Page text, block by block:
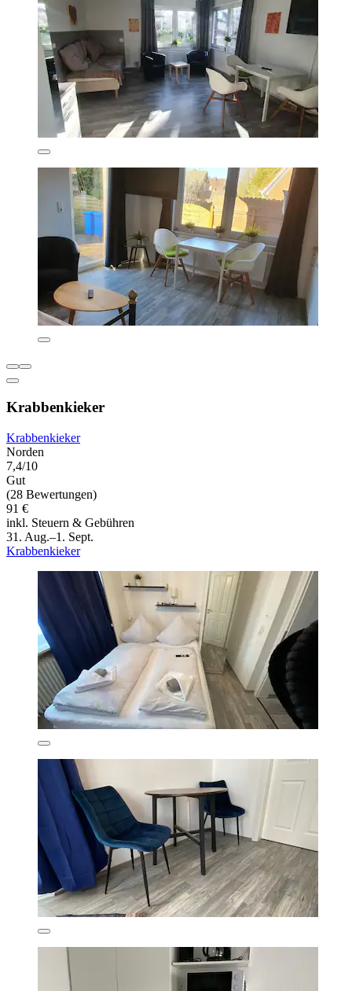
Krabbenkieker
Krabbenkieker
Norden
7,4/10
Gut
(28 Bewertungen)
91 €
inkl. Steuern & Gebühren
31. Aug.–1. Sept.
Krabbenkieker